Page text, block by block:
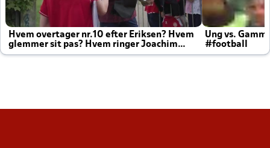
Hvem overtager nr.10 efter Eriksen? Hvem
glemmer sit pas? Hvem ringer Joachim
altid til efter kampe?
Ung vs.
#football